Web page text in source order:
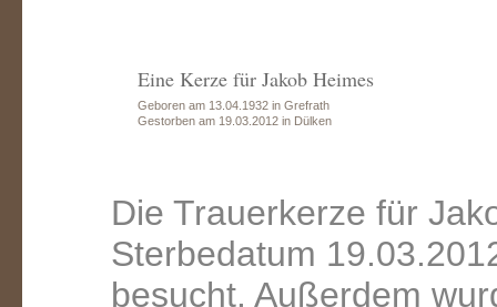
Eine Kerze für Jakob Heimes
Geboren am 13.04.1932 in Grefrath
Gestorben am 19.03.2012 in Dülken
Die Trauerkerze für
Sterbedatum
besucht. Außerdem